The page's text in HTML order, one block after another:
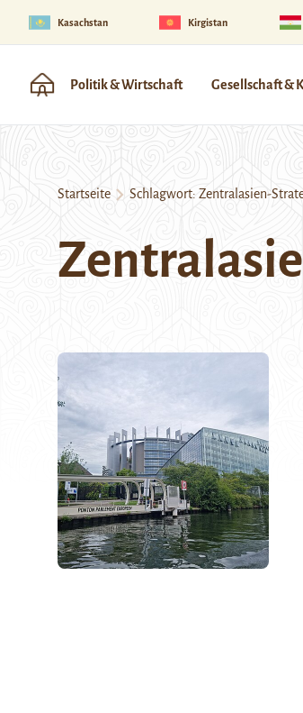
Kasachstan Kirgistan
Politik & Wirtschaft Gesellschaft &
Startseite Schlagwort: Zentralasien-